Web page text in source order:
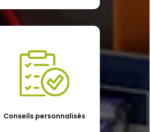
Conseils personnalisés